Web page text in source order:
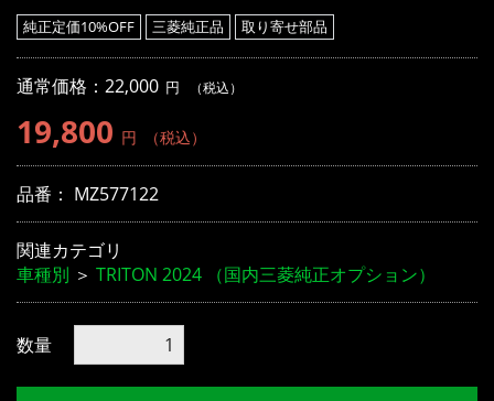
純正定価10%OFF 三菱純正品 取り寄せ部品
通常価格：22,000 円 （税込）
19,800 円 （税込）
品番： MZ577122
関連カテゴリ
車種別 ＞ TRITON 2024 （国内三菱純正オプション）
数量